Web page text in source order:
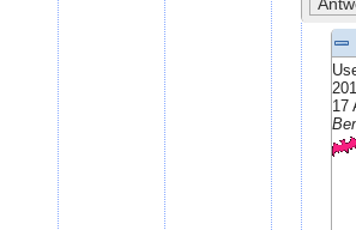
17